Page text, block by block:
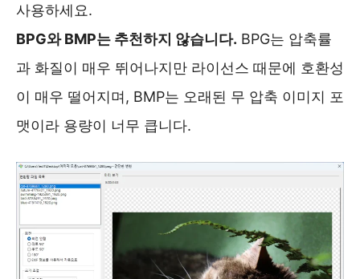
사용하세요.
BPG와 BMP는 추천하지 않습니다. BPG는 압축률
과 화질이 매우 뛰어나지만 라이선스 때문에 호환성
이 매우 떨어지며, BMP는 오래된 무 압축 이미지 포
맷이라 용량이 너무 큽니다.